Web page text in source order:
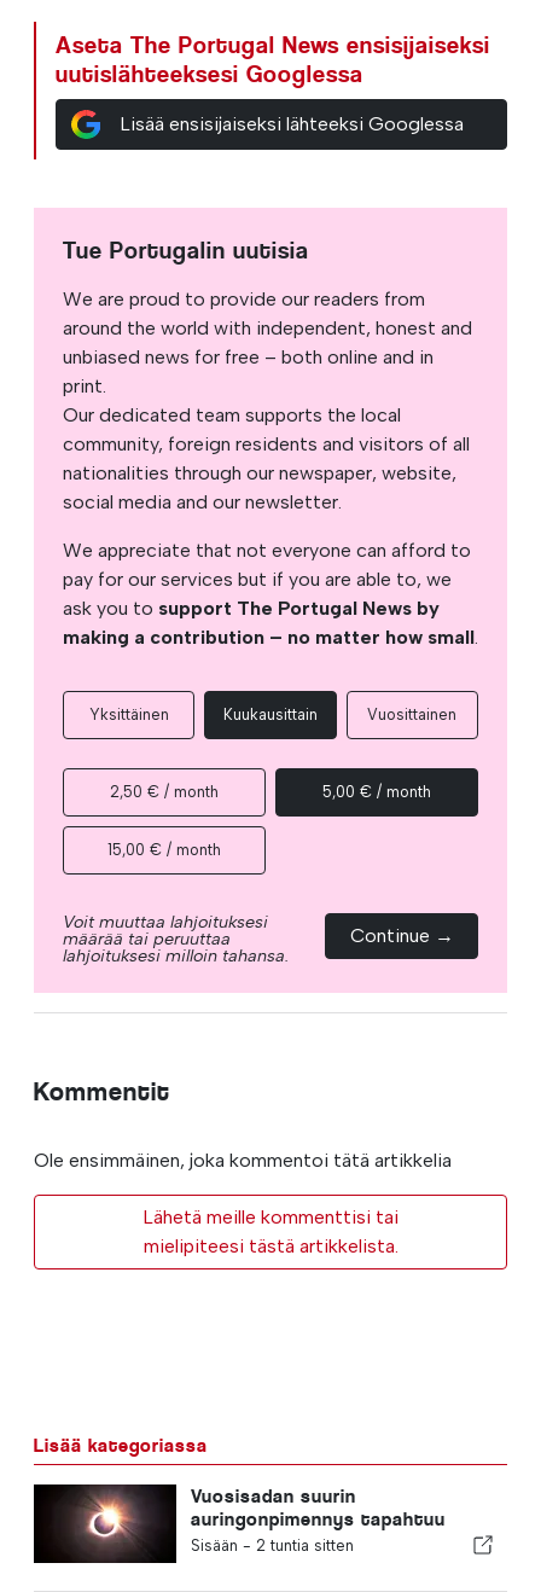
Aseta The Portugal News ensisijaiseksi
uutislähteeksesi Googlessa
Lisää ensisijaiseksi lähteeksi Googlessa
Tue Portugalin uutisia
We are proud to provide our readers from
around the world with independent, honest and
unbiased news for free – both online and in
print.
Our dedicated team supports the local
community, foreign residents and visitors of all
nationalities through our newspaper, website,
social media and our newsletter.
We appreciate that not everyone can afford to
pay for our services but if you are able to, we
ask you to support The Portugal News by
making a contribution – no matter how small.
Yksittäinen Kuukausittain Vuosittainen
2,50 € / month 5,00 € / month
15,00 € / month
Voit muuttaa lahjoituksesi
määrää tai peruuttaa
lahjoituksesi milloin tahansa.
Continue →
Kommentit
Ole ensimmäinen, joka kommentoi tätä artikkelia
Lähetä meille kommenttisi tai
mielipiteesi tästä artikkelista.
Lisää kategoriassa
Vuosisadan suurin
auringonpimennys tapahtuu
Portugalissa
Sisään - 2 tuntia sitten